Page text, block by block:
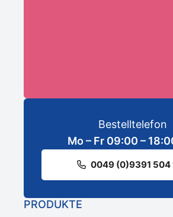
Bestelltelefon
Mo – Fr 09:00 –
0049 (0)9391 504
PRODUKTE